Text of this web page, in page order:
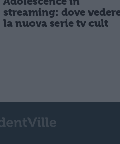
streaming: dove
la nuova serie tv cult